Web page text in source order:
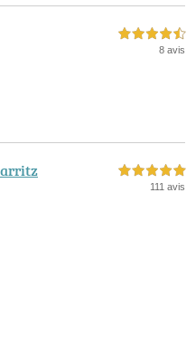
4,5 étoiles sur 5
8 avis
5,0 étoiles sur 5
111 avis